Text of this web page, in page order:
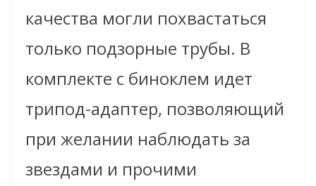
качества могли похвастаться
только подзорные трубы. В
комплекте с биноклем идет
трипод-адаптер, позволяющий
при желании наблюдать за
звездами и прочими